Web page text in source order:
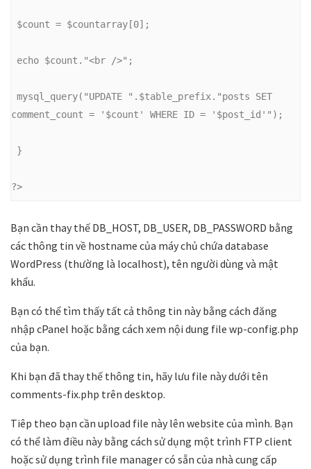
$count = $countarray[0];
echo $count."<br />";
mysql_query("UPDATE ".$table_prefix."posts SET
comment_count = '$count' WHERE ID = '$post_id'");
}
?>
Bạn cần thay thế DB_HOST, DB_USER, DB_PASSWORD bằng
các thông tin về hostname của máy chủ chứa database
WordPress (thường là localhost), tên người dùng và mật
khẩu.
Bạn có thể tìm thấy tất cả thông tin này bằng cách đăng
nhập cPanel hoặc bằng cách xem nội dung file wp-config.php
của bạn.
Khi bạn đã thay thế thông tin, hãy lưu file này dưới tên
comments-fix.php trên desktop.
Tiêp theo bạn cần upload file này lên website của mình. Bạn
có thể làm điều này bằng cách sử dụng một trình FTP client
hoặc sử dụng trình file manager có sẵn của nhà cung cấp